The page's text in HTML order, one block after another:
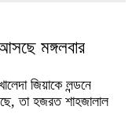
মঙ্গলবার
জিয়াকে লন্ডনে
তা হজরত শাহজালাল